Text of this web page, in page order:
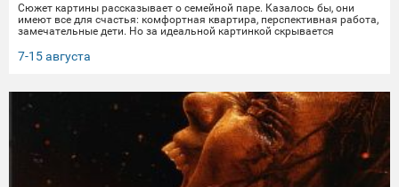
Сюжет картины рассказывает о семейной паре. Казалось бы, они
имеют все для счастья: комфортная квартира, перспективная работа,
замечательные дети. Но за идеальной картинкой скрывается
жизнью, убегая от рутины и последствий быта. Однажды пара
получает бутылку с волшебным напитком. Теперь их жизнь — это
7-15 августа